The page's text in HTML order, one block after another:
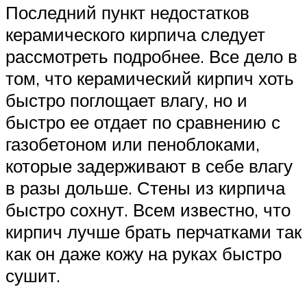
Последний пункт недостатков
керамического кирпича следует
рассмотреть подробнее. Все дело в
том, что керамический кирпич хоть
быстро поглощает влагу, но и
быстро ее отдает по сравнению с
газобетоном или пеноблоками,
которые задерживают в себе влагу
в разы дольше. Стены из кирпича
быстро сохнут. Всем известно, что
кирпич лучше брать перчатками так
как он даже кожу на руках быстро
сушит.